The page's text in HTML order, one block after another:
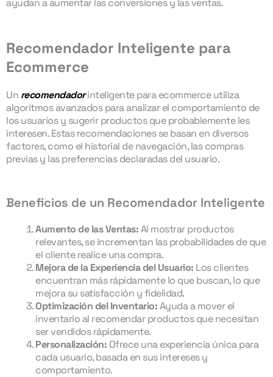
ayudan a aumentar las conversiones y las ventas.
Recomendador Inteligente para
Ecommerce
Un recomendadorinteligente para ecommerce utiliza
algoritmos avanzados para analizar el comportamiento de
los usuarios y sugerir productos que probablemente les
interesen. Estas recomendaciones se basan en diversos
factores, como el historial de navegación, las compras
previas y las preferencias declaradas del usuario.
Beneficios de un Recomendador Inteligente
Aumento de las Ventas:Al mostrar productos
relevantes, se incrementan las probabilidades de que
el cliente realice una compra.
Mejora de la Experiencia del Usuario: Los clientes
encuentran más rápidamente lo que buscan, lo que
mejora su satisfacción y fidelidad.
Optimización del Inventario:Ayuda a mover el
inventario al recomendar productos que necesitan
ser vendidos rápidamente.
Personalización: Ofrece una experiencia única para
cada usuario, basada en sus intereses y
comportamiento.